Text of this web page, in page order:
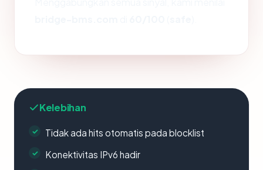
Kelebihan
Tidak ada hits otomatis pada blocklist
Konektivitas IPv6 hadir